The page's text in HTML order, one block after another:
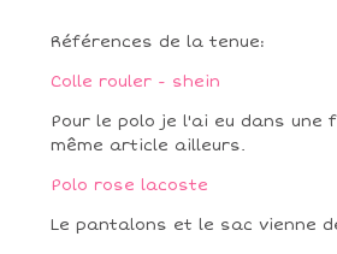
Références de la tenue:
Colle rouler - shein
Pour le polo je l'ai eu dans
même article ailleurs.
Polo rose lacoste
Le pantalons et le sac vienne